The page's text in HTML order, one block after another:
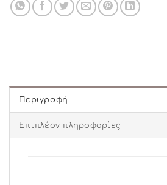
Περιγραφή
Επιπλέον πληροφορίες